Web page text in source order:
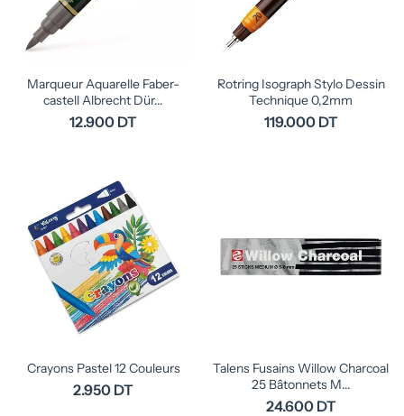
Marqueur Aquarelle Faber-
castell Albrecht Dür...
12.900 DT
Rotring Isograph Stylo Dessin
Technique 0,2mm
119.000 DT
Crayons Pastel 12 Couleurs
2.950 DT
Talens Fusains Willow Charcoal
25 Bâtonnets M...
24.600 DT